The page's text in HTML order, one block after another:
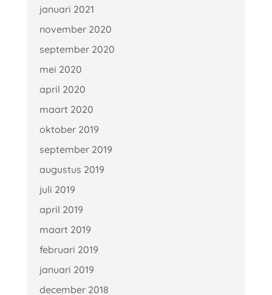
januari 2021
november 2020
september 2020
mei 2020
april 2020
maart 2020
oktober 2019
september 2019
augustus 2019
juli 2019
april 2019
maart 2019
februari 2019
januari 2019
december 2018